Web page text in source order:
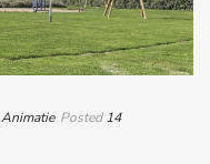
Animatie Posted 14